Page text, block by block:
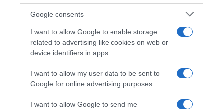
Google consents
I want to allow Google to enable storage
related to advertising like cookies on web or
device identifiers in apps.
I want to allow my user data to be sent to
Google for online advertising purposes.
I want to allow Google to send me